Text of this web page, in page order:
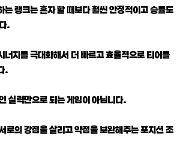
는 랭크는 혼자 할 때보다 훨씬 안정적이고 승률도
.
너지를 극대화해서 더 빠르고 효율적으로 티어를
.
실력만으로 되는 게임이 아닙니다.
로의 강점을 살리고 약점을 보완해주는 포지션 조